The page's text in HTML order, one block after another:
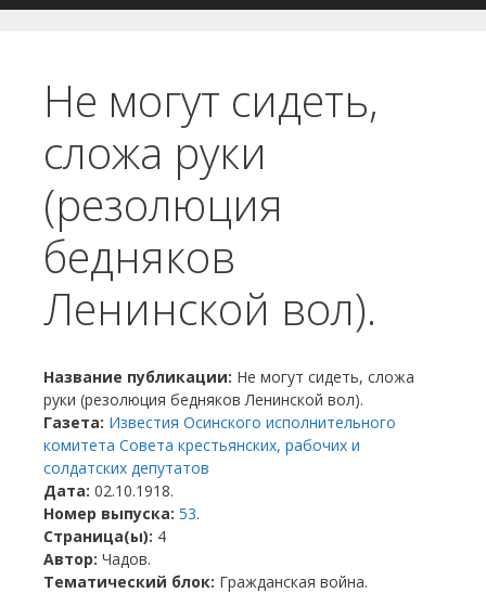
Не могут сидеть,
сложа руки
(резолюция
бедняков
Ленинской вол).
Название публикации: Не могут сидеть, сложа
руки (резолюция бедняков Ленинской вол).
Газета: Известия Осинского исполнительного
комитета Совета крестьянских, рабочих и
солдатских депутатов
Дата: 02.10.1918.
Номер выпуска: 53.
Страница(ы): 4
Автор: Чадов.
Тематический блок: Гражданская война.